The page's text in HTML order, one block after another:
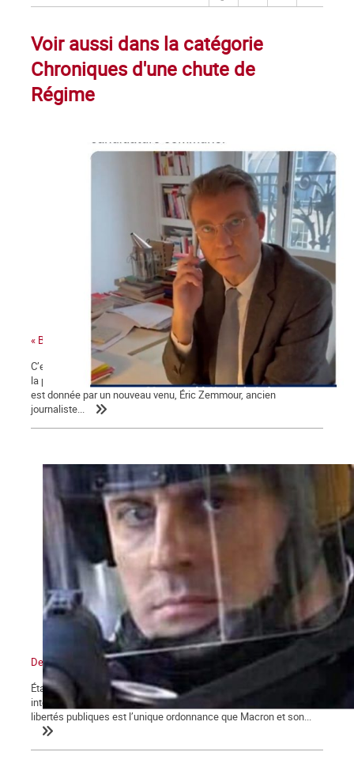
Voir aussi dans la catégorie
Chroniques d'une chute de
Régime
« Bonjour Jean-Luc, c’est Arnaud Montebourg »
C’est une campagne présidentielle encore plus nauséabonde que
la précédente. Une campagne « à droite toute » dont la mesure
est donnée par un nouveau venu, Éric Zemmour, ancien
journaliste...
De l’état d’urgence sanitaire à l’État policier
État d’urgence, confinements, couvre-feu, attestations de sorties,
interdictions de rassemblements, la restriction des droits et
libertés publiques est l’unique ordonnance que Macron et son...